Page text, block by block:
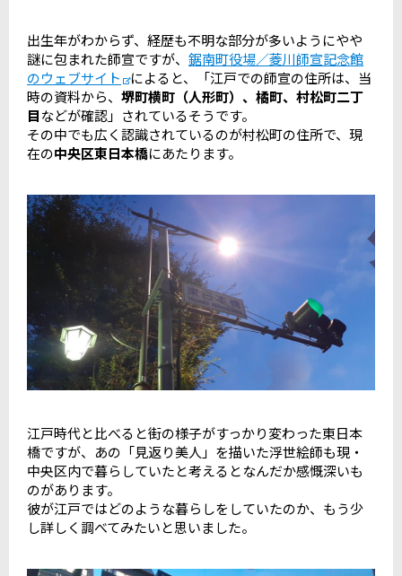
出生年がわからず、経歴も不明な部分が多いようにやや
謎に包まれた師宣ですが、 鋸南町役場／菱川師宣記念館
のウェブサイト によると、「江戸での師宣の住所は、当
時の資料から、 堺町横町（人形町）、橘町、村松町二丁
目などが確認」されているそうです。
その中でも広く認識されているのが村松町の住所で、現
在の中央区東日本橋にあたります。
江戸時代と比べると街の様子がすっかり変わった東日本
橋ですが、あの「見返り美人」を描いた浮世絵師も現・
中央区内で暮らしていたと考えるとなんだか感慨深いも
のがあります。
彼が江戸ではどのような暮らしをしていたのか、もう少
し詳しく調べてみたいと思いました。